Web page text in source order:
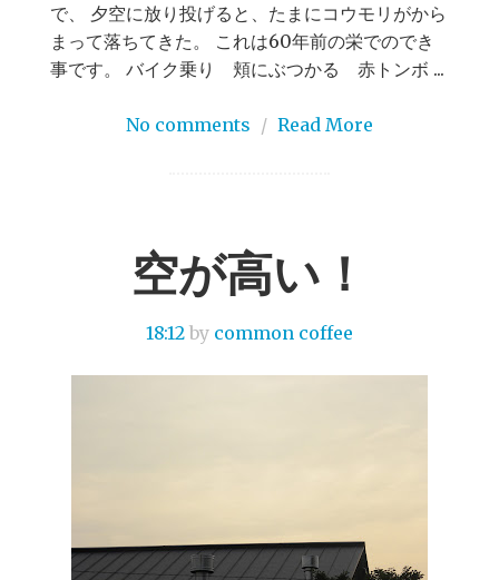
で、 夕空に放り投げると、たまにコウモリがから
まって落ちてきた。 これは60年前の栄でのでき
事です。 バイク乗り 頬にぶつかる 赤トンボ ...
No comments / Read More
空が高い！
18:12 by common coffee